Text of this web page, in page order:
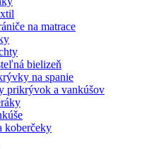
na matrace
bielizeň
na spanie
prikrývok a vankúšov
koberčeky